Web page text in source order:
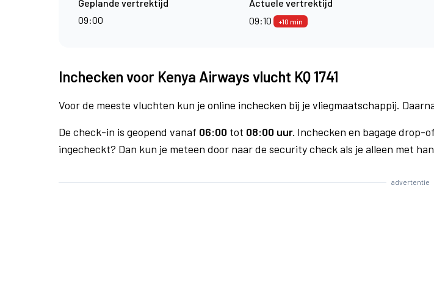
Geplande vertrektijd
09:00
Actuele vertrektijd
09:10
+10 min
Inchecken voor Kenya Airways vlucht KQ 1741
Voor de meeste vluchten kun je online inchecken bij je vliegmaatschappij.
De check-in is geopend vanaf 06:00 tot 08:00 uur. Inchecken en bagage drop-
ingecheckt? Dan kun je meteen door naar de security check als je alleen met
advertentie